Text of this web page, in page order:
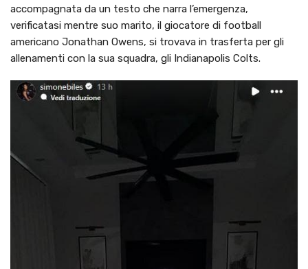
accompagnata da un testo che narra l’emergenza,
verificatasi mentre suo marito, il giocatore di football
americano Jonathan Owens, si trovava in trasferta per gli
allenamenti con la sua squadra, gli Indianapolis Colts.